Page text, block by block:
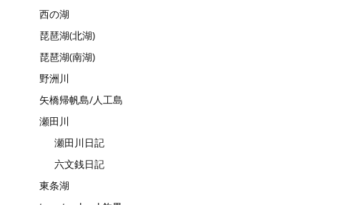
西の湖
琵琶湖(北湖)
琵琶湖(南湖)
野洲川
矢橋帰帆島/人工島
瀬田川
瀬田川日記
六文銭日記
東条湖